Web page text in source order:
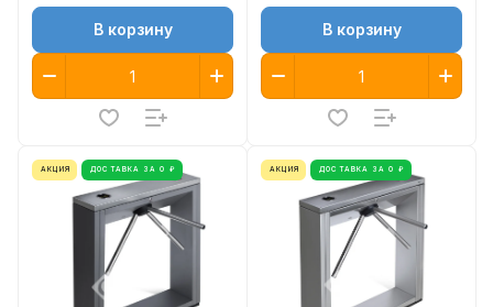
В корзину В корзину
АКЦИЯ ДОСТАВКА ЗА 0 ₽ АКЦИЯ ДОСТАВКА ЗА 0 ₽